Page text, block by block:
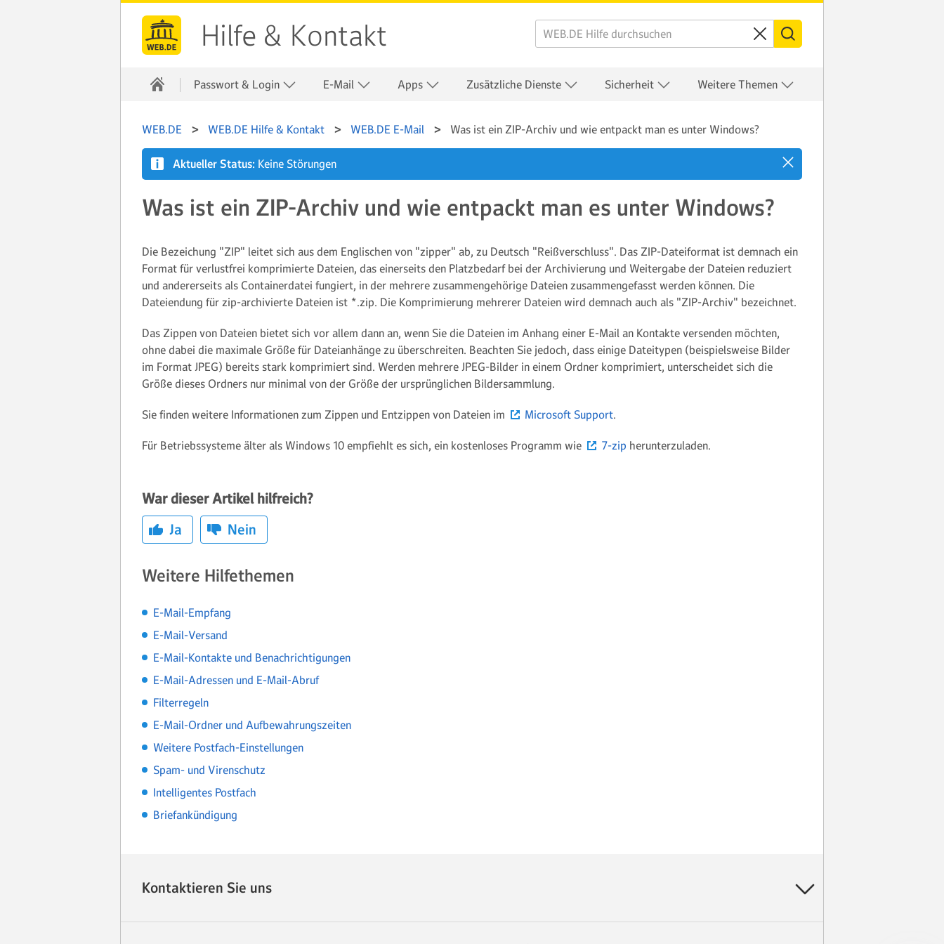
Hilfe & Kontakt
Passwort & Login E-Mail Apps Zusätzliche Dienste Sicherheit Weitere Themen
WEB.DE WEB.DE Hilfe & Kontakt WEB.DE E-Mail Was ist ein ZIP-Archiv und wie entpackt man es unter Windows?
Aktueller Status: Keine Störungen
Was ist ein ZIP-Archiv und wie entpackt man es unter Windows?
Die Bezeichung "ZIP" leitet sich aus dem Englischen von "zipper" ab, zu Deutsch "Reißverschluss". Das ZIP-Dateiformat ist demnach ein
Format für verlustfrei komprimierte Dateien, das einerseits den Platzbedarf bei der Archivierung und Weitergabe der Dateien reduziert
und andererseits als Containerdatei fungiert, in der mehrere zusammengehörige Dateien zusammengefasst werden können. Die
Dateiendung für zip-archivierte Dateien ist *.zip. Die Komprimierung mehrerer Dateien wird demnach auch als "ZIP-Archiv" bezeichnet.
Das Zippen von Dateien bietet sich vor allem dann an, wenn Sie die Dateien im Anhang einer E-Mail an Kontakte versenden möchten,
ohne dabei die maximale Größe für Dateianhänge zu überschreiten. Beachten Sie jedoch, dass einige Dateitypen (beispielsweise Bilder
im Format JPEG) bereits stark komprimiert sind. Werden mehrere JPEG-Bilder in einem Ordner komprimiert, unterscheidet sich die
Größe dieses Ordners nur minimal von der Größe der ursprünglichen Bildersammlung.
Sie finden weitere Informationen zum Zippen und Entzippen von Dateien im Microsoft Support.
Für Betriebssysteme älter als Windows 10 empfiehlt es sich, ein kostenloses Programm wie 7-zip herunterzuladen.
War dieser Artikel hilfreich?
Ja
Nein
Weitere Hilfethemen
E-Mail-Empfang
E-Mail-Versand
E-Mail-Kontakte und Benachrichtigungen
E-Mail-Adressen und E-Mail-Abruf
Filterregeln
E-Mail-Ordner und Aufbewahrungszeiten
Weitere Postfach-Einstellungen
Spam- und Virenschutz
Intelligentes Postfach
Briefankündigung
Kontaktieren Sie uns